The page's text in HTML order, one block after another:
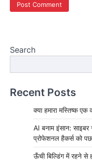
Search
Recent Posts
क्या हमारा मस्तिष्क एक
AI बनाम इंसान: साइबर
प्रोफेशनल हैकर्स को
ऊँची बिल्डिंग में रहने से